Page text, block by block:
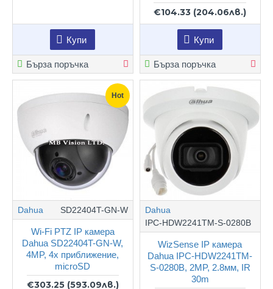
Купи
Бърза поръчка
€104.33 (204.06лв.)
Купи
Бърза поръчка
Hot
Dahua SD22404T-GN-W
Wi-Fi PTZ IP камера
Dahua SD22404T-GN-W,
4MP, 4х приближение,
microSD
€303.25 (593.09лв.)
Dahua
IPC-HDW2241TM-S-0280B
WizSense IP камера
Dahua IPC-HDW2241TM-
S-0280B, 2MP, 2.8мм, IR
30m